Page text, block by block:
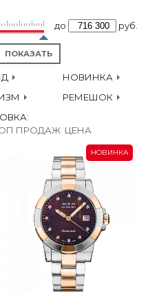
часы со всеми
и фирменной
до руб.
НОВИНКА
РЕМЕШОК
ПРОДАЖ ЦЕНА
НОВИНКА